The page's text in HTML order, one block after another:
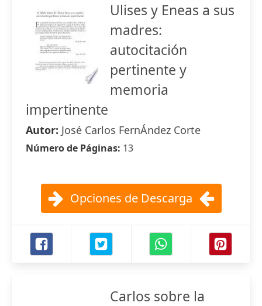
Ulises y Eneas a sus
madres:
autocitación
pertinente y
memoria
impertinente
Autor: José Carlos FernÁndez Corte
Número de Páginas: 13
Opciones de Descarga
Carlos sobre la